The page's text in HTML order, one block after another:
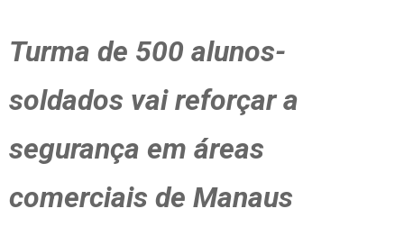
Turma de 500 alunos-
soldados vai reforçar a
segurança em áreas
comerciais de Manaus